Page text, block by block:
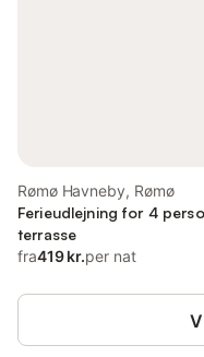
Rømø Havneby, Rømø
Ferieudlejning for 4
terrasse
fra419 kr.per nat